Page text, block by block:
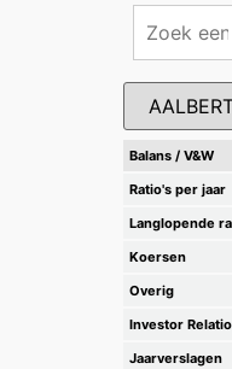
Balans / V&W
Ratio's per jaar
Langlopende
Koersen
Overig
Investor
Jaarverslagen